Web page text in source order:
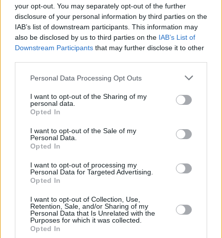
your opt-out. You may separately opt-out of the further
disclosure of your personal information by third parties on the
IAB’s list of downstream participants. This information may
also be disclosed by us to third parties on the IAB’s List of
Downstream Participants that may further disclose it to other
Please note that this website/app uses one or more Google
not limited to your visit or usage behaviour. You may click to
grant or deny consent to Google and its third-party tags to
use your data for below specified purposes in below Google
consent section.
Personal Data Processing Opt Outs
I want to opt-out of the Sharing of my
personal data.
Opted In
I want to opt-out of the Sale of my
Personal Data.
Opted In
I want to opt-out of processing my
Personal Data for Targeted Advertising.
Opted In
I want to opt-out of Collection, Use,
Retention, Sale, and/or Sharing of my
Personal Data that Is Unrelated with the
Purposes for which it was collected.
Opted In
24.11.2021, 19:01